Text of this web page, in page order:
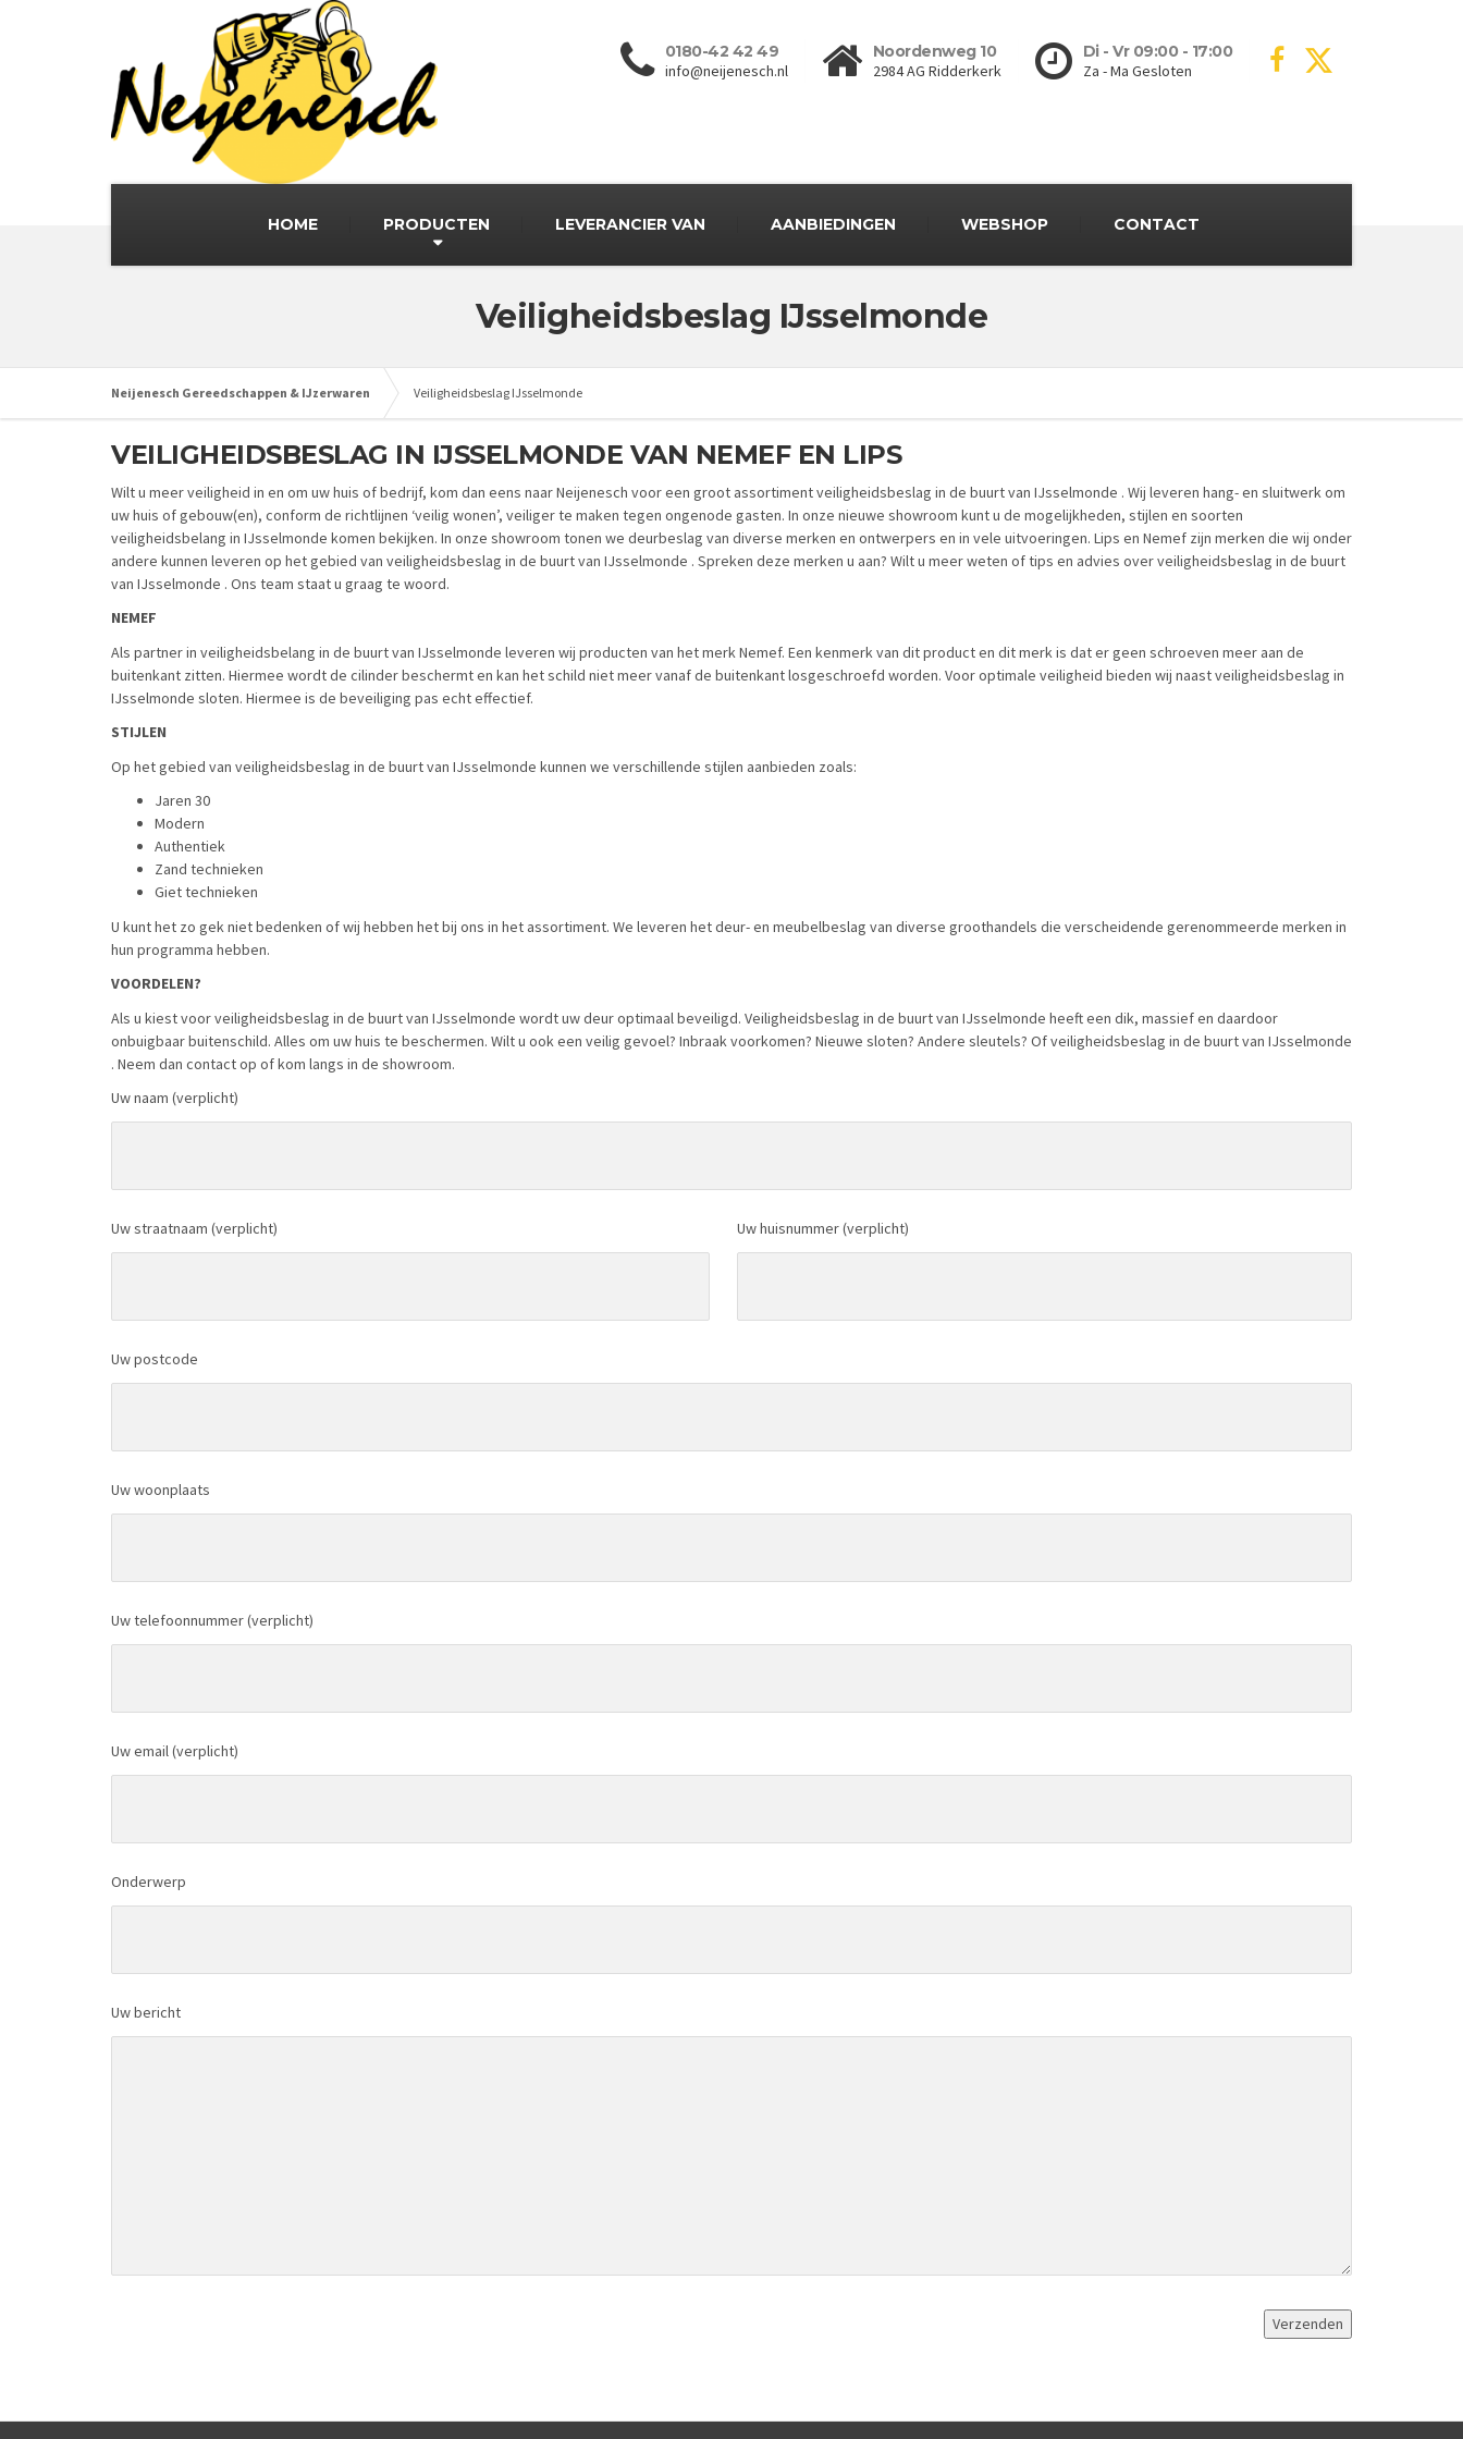
0180-42 42 49
info@neijenesch.nl
Noordenweg 10
2984 AG Ridderkerk
Di - Vr 09:00 - 17:00
Za - Ma Gesloten
HOME PRODUCTEN LEVERANCIER VAN AANBIEDINGEN WEBSHOP CONTACT
Veiligheidsbeslag IJsselmonde
Neijenesch Gereedschappen & IJzerwaren Veiligheidsbeslag IJsselmonde
VEILIGHEIDSBESLAG IN IJSSELMONDE VAN NEMEF EN LIPS
Wilt u meer veiligheid in en om uw huis of bedrijf, kom dan eens naar Neijenesch voor een groot assortiment veiligheidsbeslag in de buurt van IJsselmonde . Wij leveren hang- en sluitwerk om
uw huis of gebouw(en), conform de richtlijnen ‘veilig wonen’, veiliger te maken tegen ongenode gasten. In onze nieuwe showroom kunt u de mogelijkheden, stijlen en soorten
veiligheidsbelang in IJsselmonde komen bekijken. In onze showroom tonen we deurbeslag van diverse merken en ontwerpers en in vele uitvoeringen. Lips en Nemef zijn merken die wij onder
andere kunnen leveren op het gebied van veiligheidsbeslag in de buurt van IJsselmonde . Spreken deze merken u aan? Wilt u meer weten of tips en advies over veiligheidsbeslag in de buurt
van IJsselmonde . Ons team staat u graag te woord.
NEMEF
Als partner in veiligheidsbelang in de buurt van IJsselmonde leveren wij producten van het merk Nemef. Een kenmerk van dit product en dit merk is dat er geen schroeven meer aan de
buitenkant zitten. Hiermee wordt de cilinder beschermt en kan het schild niet meer vanaf de buitenkant losgeschroefd worden. Voor optimale veiligheid bieden wij naast veiligheidsbeslag in
IJsselmonde sloten. Hiermee is de beveiliging pas echt effectief.
STIJLEN
Op het gebied van veiligheidsbeslag in de buurt van IJsselmonde kunnen we verschillende stijlen aanbieden zoals:
Jaren 30
Modern
Authentiek
Zand technieken
Giet technieken
U kunt het zo gek niet bedenken of wij hebben het bij ons in het assortiment. We leveren het deur- en meubelbeslag van diverse groothandels die verscheidende gerenommeerde merken in
hun programma hebben.
VOORDELEN?
Als u kiest voor veiligheidsbeslag in de buurt van IJsselmonde wordt uw deur optimaal beveiligd. Veiligheidsbeslag in de buurt van IJsselmonde heeft een dik, massief en daardoor
onbuigbaar buitenschild. Alles om uw huis te beschermen. Wilt u ook een veilig gevoel? Inbraak voorkomen? Nieuwe sloten? Andere sleutels? Of veiligheidsbeslag in de buurt van IJsselmonde
. Neem dan contact op of kom langs in de showroom.
Uw naam (verplicht)
Uw straatnaam (verplicht) Uw huisnummer (verplicht)
Uw postcode
Uw woonplaats
Uw telefoonnummer (verplicht)
Uw email (verplicht)
Onderwerp
Uw bericht